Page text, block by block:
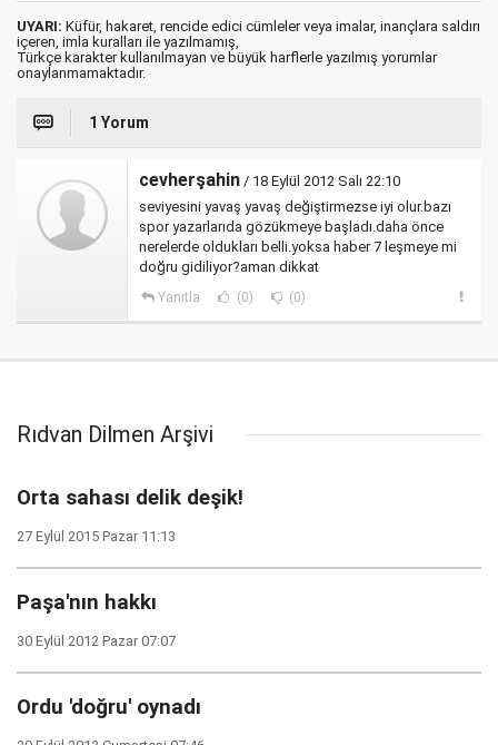
UYARI: Küfür, hakaret, rencide edici cümleler veya imalar, inançlara saldırı
içeren, imla kuralları ile yazılmamış,
Türkçe karakter kullanılmayan ve büyük harflerle yazılmış yorumlar
onaylanmamaktadır.
1 Yorum
cevherşahin / 18 Eylül 2012 Salı 22:10
seviyesini yavaş yavaş değiştirmezse iyi olur.bazı
spor yazarlarıda gözükmeye başladı.daha önce
nerelerde oldukları belli.yoksa haber 7 leşmeye mi
doğru gidiliyor?aman dikkat
Yanıtla (0) (0)
Rıdvan Dilmen Arşivi
Orta sahası delik deşik!
27 Eylül 2015 Pazar 11:13
Paşa'nın hakkı
30 Eylül 2012 Pazar 07:07
Ordu 'doğru' oynadı